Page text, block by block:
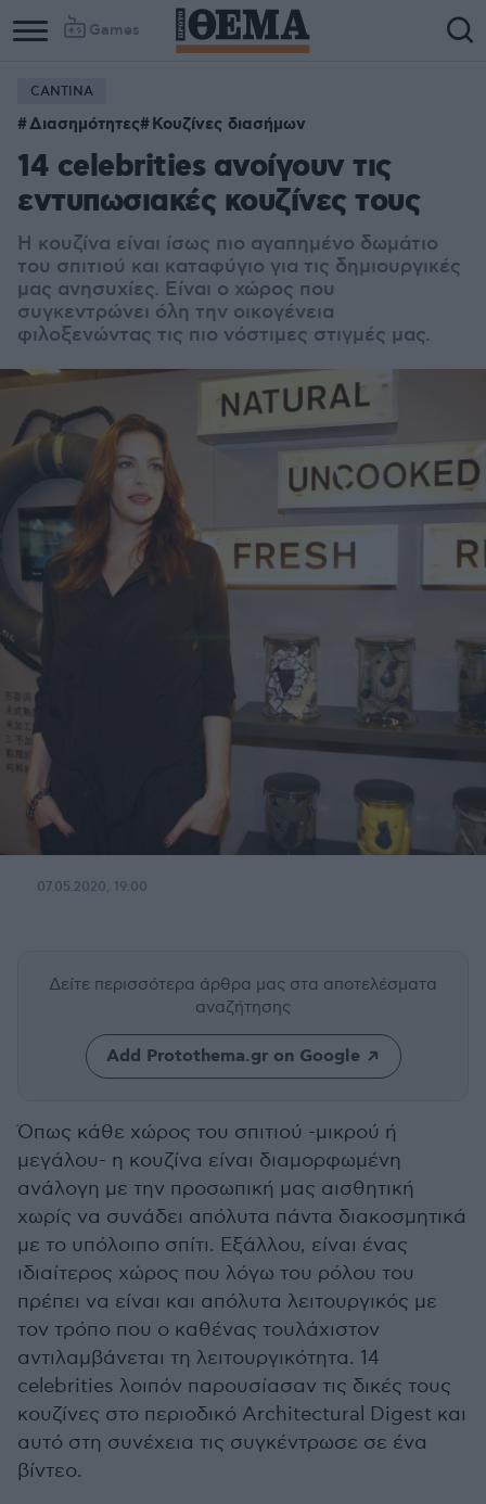
Games
CANTINA
Διασημότητες Κουζίνες διασήμων
14 celebrities ανοίγουν τις
εντυπωσιακές κουζίνες τους
Η κουζίνα είναι ίσως πιο αγαπημένο δωμάτιο
του σπιτιού και καταφύγιο για τις δημιουργικές
μας ανησυχίες. Είναι ο χώρος που
συγκεντρώνει όλη την οικογένεια
φιλοξενώντας τις πιο νόστιμες στιγμές μας.
07.05.2020, 19:00
Δείτε περισσότερα άρθρα μας στα αποτελέσματα
αναζήτησης
Add Protothema.gr on Google
Όπως κάθε χώρος του σπιτιού -μικρού ή
μεγάλου- η κουζίνα είναι διαμορφωμένη
ανάλογη με την προσωπική μας αισθητική
χωρίς να συνάδει απόλυτα πάντα διακοσμητικά
με το υπόλοιπο σπίτι. Εξάλλου, είναι ένας
ιδιαίτερος χώρος που λόγω του ρόλου του
πρέπει να είναι και απόλυτα λειτουργικός με
τον τρόπο που ο καθένας τουλάχιστον
αντιλαμβάνεται τη λειτουργικότητα. 14
celebrities λοιπόν παρουσίασαν τις δικές τους
κουζίνες στο περιοδικό Architectural Digest και
αυτό στη συνέχεια τις συγκέντρωσε σε ένα
βίντεο.